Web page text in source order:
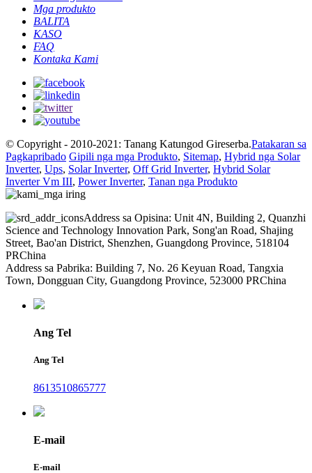
Mga produkto
BALITA
KASO
FAQ
Kontaka Kami
© Copyright - 2010-2021: Tanang Katungod Gireserba.Patakaran sa
Pagkapribado Gipili nga mga Produkto, Sitemap, Hybrid nga Solar
Inverter, Ups, Solar Inverter, Off Grid Inverter, Hybrid Solar
Inverter Vm III, Power Inverter, Tanan nga Produkto
Address sa Opisina: Unit 4N, Building 2, Quanzhi
Science and Technology Innovation Park, Song'an Road, Shajing
Street, Bao'an District, Shenzhen, Guangdong Province, 518104
PRChina
Address sa Pabrika: Building 7, No. 26 Keyuan Road, Tangxia
Town, Dongguan City, Guangdong Province, 523000 PRChina
Ang Tel
Ang Tel
8613510865777
E-mail
E-mail